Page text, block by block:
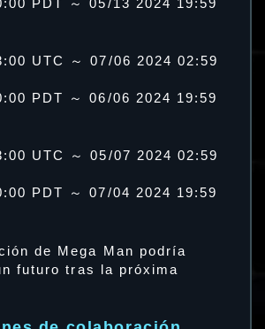
PDT ～ 05/13 2024 19:59
UTC ～ 07/06 2024 02:59
PDT ～ 06/06 2024 19:59
UTC ～ 05/07 2024 02:59
PDT ～ 07/04 2024 19:59
de Mega Man podría
futuro tras la próxima